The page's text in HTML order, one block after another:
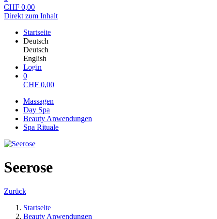
CHF 0,00
Direkt zum Inhalt
Startseite
Deutsch
Deutsch
English
Login
0
CHF 0,00
Massagen
Day Spa
Beauty Anwendungen
Spa Rituale
Seerose
Zurück
Startseite
Beauty Anwendungen